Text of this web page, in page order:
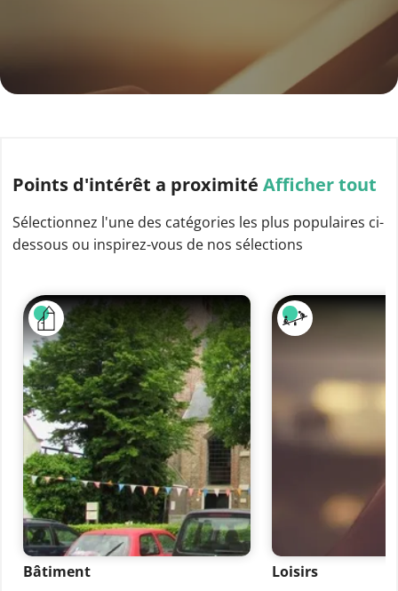
Points d'intérêt a proximité Afficher tout
Sélectionnez l'une des catégories les plus populaires ci-
dessous ou inspirez-vous de nos sélections
Bâtiment Loisirs